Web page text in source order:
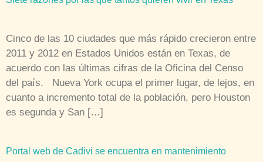
divisas anunció que, debido a mantenimiento de la
plataforma tecnológica, desde el viernes 31 de mayo a
las 7:00pm y hasta el lunes 3 de junio a las 12:00pm no
estará disponible el acceso a la opción 1 en el sitio.
Esta opción compete a: […]